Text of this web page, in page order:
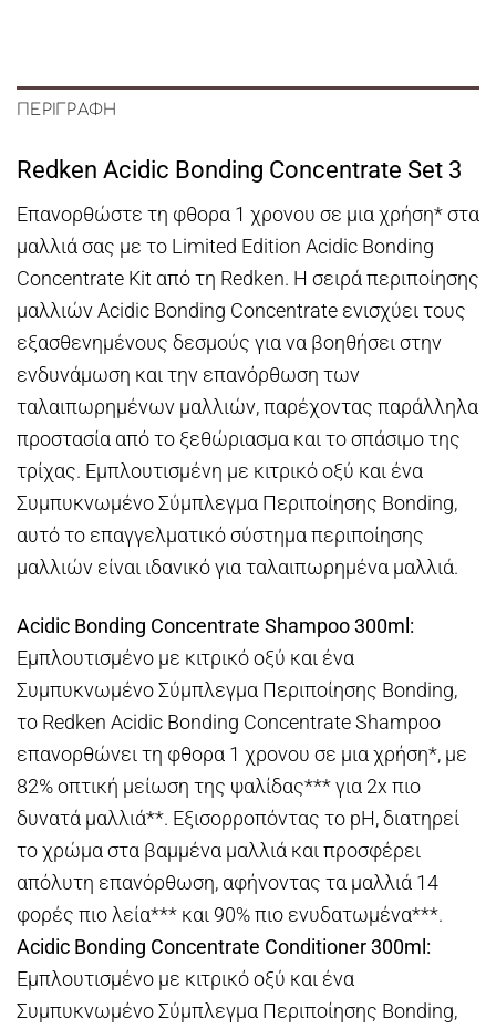
ΠΕΡΙΓΡΑΦΉ
Redken Acidic Bonding Concentrate Set 3
Επανορθώστε τη φθορα 1 χρονου σε μια χρήση* στα
μαλλιά σας με το Limited Edition Acidic Bonding
Concentrate Kit από τη Redken. Η σειρά περιποίησης
μαλλιών Acidic Bonding Concentrate ενισχύει τους
εξασθενημένους δεσμούς για να βοηθήσει στην
ενδυνάμωση και την επανόρθωση των
ταλαιπωρημένων μαλλιών, παρέχοντας παράλληλα
προστασία από το ξεθώριασμα και το σπάσιμο της
τρίχας. Εμπλουτισμένη με κιτρικό οξύ και ένα
Συμπυκνωμένο Σύμπλεγμα Περιποίησης Bonding,
αυτό το επαγγελματικό σύστημα περιποίησης
μαλλιών είναι ιδανικό για ταλαιπωρημένα μαλλιά.
Acidic Bonding Concentrate Shampoo 300ml:
Εμπλουτισμένο με κιτρικό οξύ και ένα
Συμπυκνωμένο Σύμπλεγμα Περιποίησης Bonding,
το Redken Acidic Bonding Concentrate Shampoo
επανορθώνει τη φθορα 1 χρονου σε μια χρήση*, με
82% οπτική μείωση της ψαλίδας*** για 2x πιο
δυνατά μαλλιά**. Εξισορροπόντας το pH, διατηρεί
το χρώμα στα βαμμένα μαλλιά και προσφέρει
απόλυτη επανόρθωση, αφήνοντας τα μαλλιά 14
φορές πιο λεία*** και 90% πιο ενυδατωμένα***.
Acidic Bonding Concentrate Conditioner 300ml:
Εμπλουτισμένο με κιτρικό οξύ και ένα
Συμπυκνωμένο Σύμπλεγμα Περιποίησης Bonding,